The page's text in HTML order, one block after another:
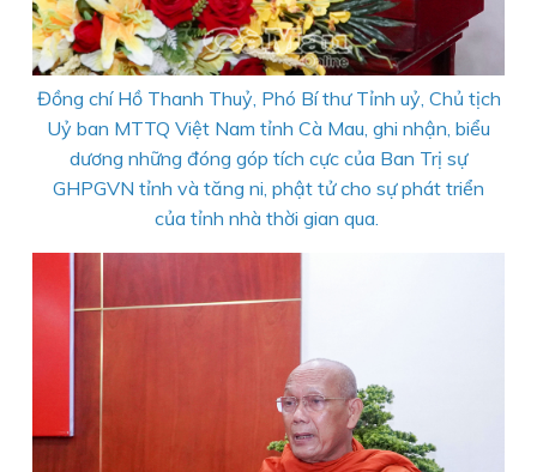
Đồng chí Hồ Thanh Thuỷ, Phó Bí thư Tỉnh uỷ, Chủ tịch
Uỷ ban MTTQ Việt Nam tỉnh Cà Mau, ghi nhận, biểu
dương những đóng góp tích cực của Ban Trị sự
GHPGVN tỉnh và tăng ni, phật tử cho sự phát triển
của tỉnh nhà thời gian qua.